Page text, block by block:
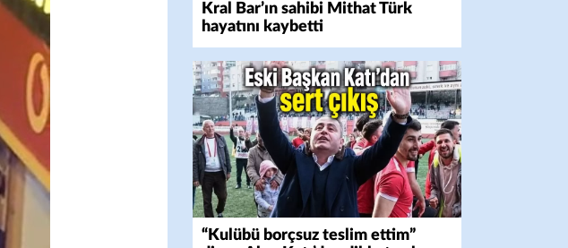
Kral Bar’ın sahibi Mithat Türk
hayatını kaybetti
“Kulübü borçsuz teslim ettim”